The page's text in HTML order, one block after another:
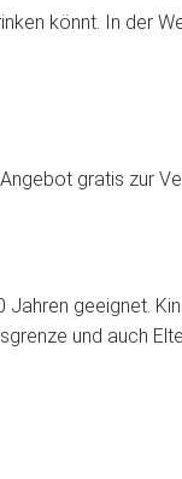
könnt. In der
gratis zur
geeignet.
und auch